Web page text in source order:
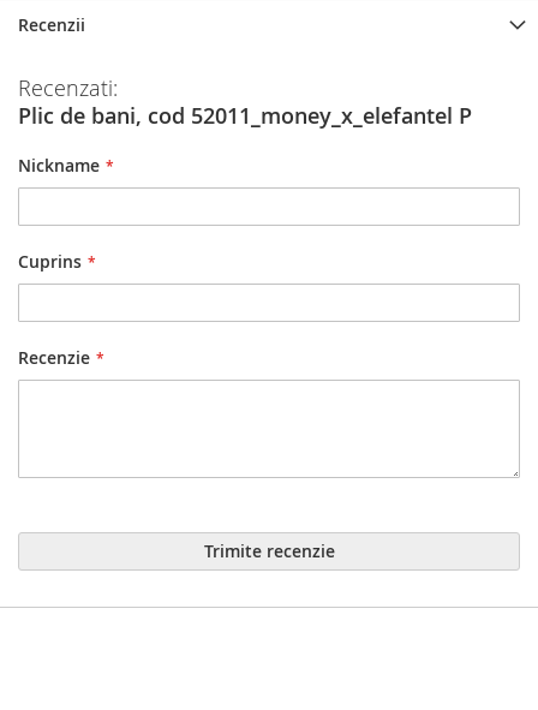
Recenzii
Recenzati:
Plic de bani, cod 52011_money_x_elefantel P
Nickname
Cuprins
Recenzie
Trimite recenzie